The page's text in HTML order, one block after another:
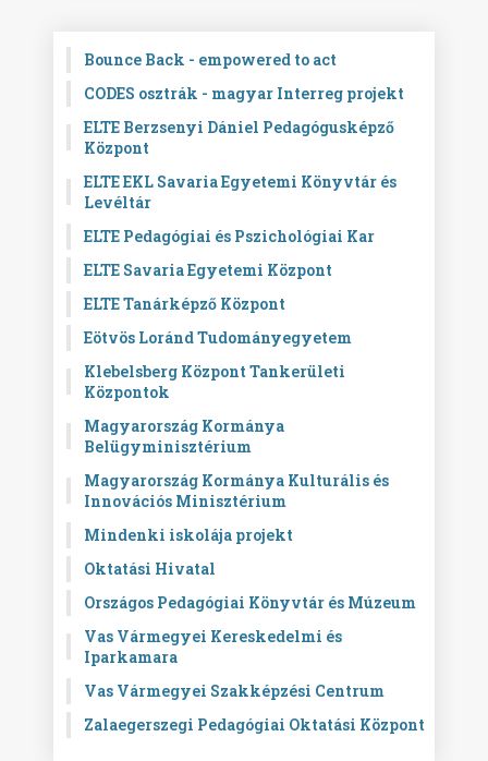
Bounce Back - empowered to act
CODES osztrák - magyar Interreg projekt
ELTE Berzsenyi Dániel Pedagógusképző
Központ
ELTE EKL Savaria Egyetemi Könyvtár és
Levéltár
ELTE Pedagógiai és Pszichológiai Kar
ELTE Savaria Egyetemi Központ
ELTE Tanárképző Központ
Eötvös Loránd Tudományegyetem
Klebelsberg Központ Tankerületi
Központok
Magyarország Kormánya
Belügyminisztérium
Magyarország Kormánya Kulturális és
Innovációs Minisztérium
Mindenki iskolája projekt
Oktatási Hivatal
Országos Pedagógiai Könyvtár és Múzeum
Vas Vármegyei Kereskedelmi és
Iparkamara
Vas Vármegyei Szakképzési Centrum
Zalaegerszegi Pedagógiai Oktatási Központ